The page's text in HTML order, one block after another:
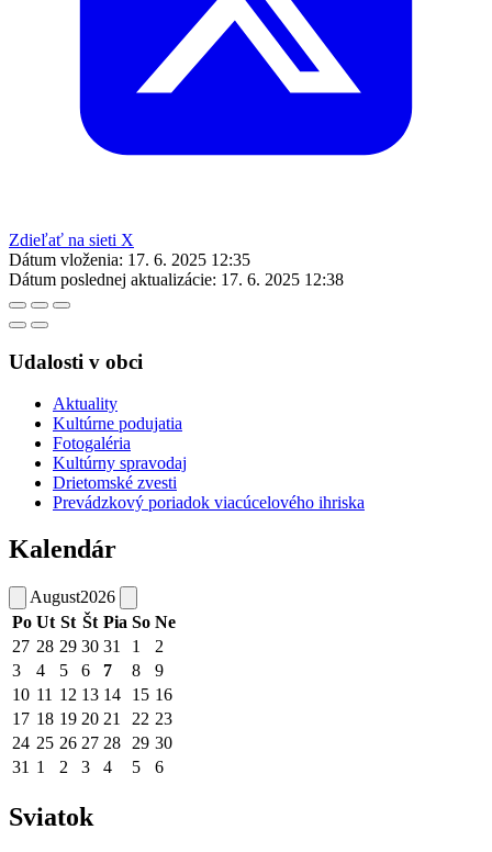
Zdieľať na sieti X
Dátum vloženia: 17. 6. 2025 12:35
Dátum poslednej aktualizácie: 17. 6. 2025 12:38
Udalosti v obci
Aktuality
Kultúrne podujatia
Fotogaléria
Kultúrny spravodaj
Drietomské zvesti
Prevádzkový poriadok viacúcelového ihriska
Kalendár
August2026
Po Ut St Št Pia So Ne
27 28 29 30 31 1
2
3
4 5 6 7 8
9
10 11 12 13 14 15 16
17 18 19 20 21 22 23
24 25 26 27 28 29 30
31 1 2 3 4 5 6
Sviatok